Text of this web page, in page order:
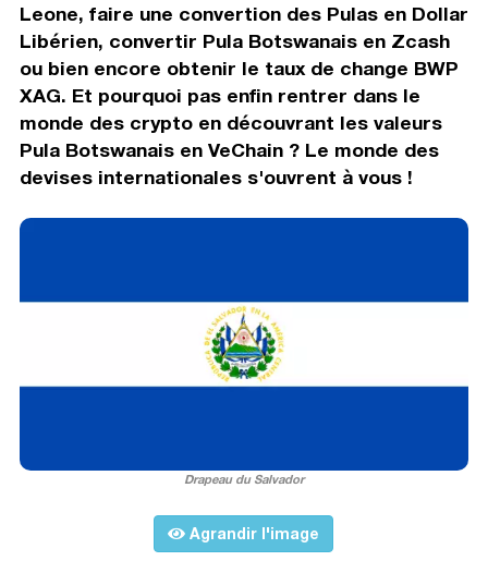
Leone, faire une convertion des Pulas en Dollar
Libérien, convertir Pula Botswanais en Zcash
ou bien encore obtenir le taux de change BWP
XAG. Et pourquoi pas enfin rentrer dans le
monde des crypto en découvrant les valeurs
Pula Botswanais en VeChain ? Le monde des
devises internationales s'ouvrent à vous !
Drapeau du Salvador
Agrandir l'image